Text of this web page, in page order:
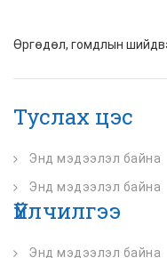
Өргөдөл, гомдлын
Туслах цэс
Энд мэдээлэл байна
Энд мэдээлэл байна
Үйлчилгээ
Энд мэдээлэл байна